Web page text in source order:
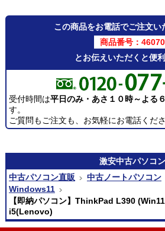
この商品をお電話でご注文い
商品番号：46070
とお伝えいただくと便
受付時間は平日のみ・あさ１０時～よる
す。
ご質問もご注文も、お気軽にお電話くださ
激安中古パソコン
中古パソコン直販
中古ノートパソコン
Windows11
【即納パソコン】ThinkPad L390
i5(Lenovo)